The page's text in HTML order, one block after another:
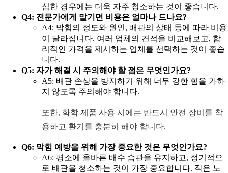
심한 경우에는 더욱 자주 청소하는 것이 좋습니다.
Q4: 전문가에게 맡기면 비용은 얼마나 드나요?
A4: 막힘의 정도와 원인, 배관의 상태 등에 따라 비용
이 달라집니다. 여러 업체의 견적을 비교해보고, 합
리적인 가격을 제시하는 업체를 선택하는 것이 좋습
니다.
Q5: 자가 해결 시 주의해야 할 점은 무엇인가요?
A5: 배관 손상을 방지하기 위해 너무 강한 힘을 가하
지 않도록 주의해야 합니다.
또한, 화학 제품 사용 시에는 반드시 안전 장비를 착
용하고 환기를 충분히 해야 합니다.
Q6: 막힘 예방을 위해 가장 중요한 것은 무엇인가요?
A6: 평소에 올바른 배수 습관을 유지하고, 정기적으
로 배관을 청소하는 것이 가장 중요합니다. 작은 노